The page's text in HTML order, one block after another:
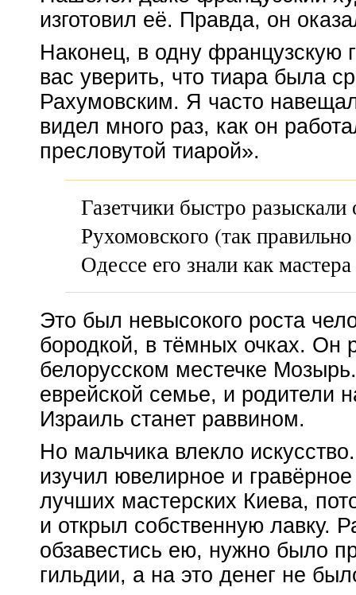
изготовил её. Правда, он
Наконец, в одну французскую
вас уверить, что тиара была
Рахумовским. Я часто
видел много раз, как он
пресловутой тиарой».
Газетчики быстро
Рухомовского (так
Одессе его знали как
Это был невысокого роста
бородкой, в тёмных очках. Он
белорусском местечке
еврейской семье, и родители
Израиль станет раввином.
Но мальчика влекло
изучил ювелирное и
лучших мастерских Киева,
и открыл собственную лавку.
обзавестись ею, нужно было
гильдии, а на это денег не